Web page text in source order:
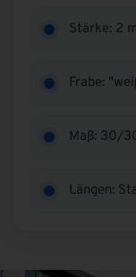
Stärke: 2
Frabe:
Maß: 30/
Längen: